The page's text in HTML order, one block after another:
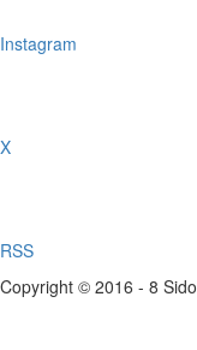
Instagram
X
RSS
Copyright © 2016 - 8